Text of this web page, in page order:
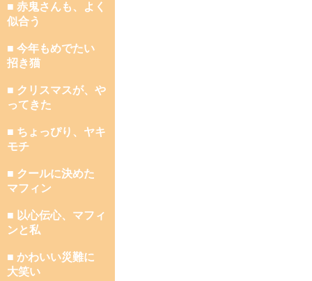
■ 赤鬼さんも、よく
似合う
■ 今年もめでたい
招き猫
■ クリスマスが、や
ってきた
■ ちょっぴり、ヤキ
モチ
■ クールに決めた
マフィン
■ 以心伝心、マフィ
ンと私
■ かわいい災難に
大笑い